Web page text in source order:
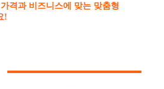
격과 비즈니스에 맞는 맞춤형
!